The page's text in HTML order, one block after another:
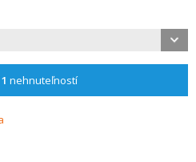
1 nehnuteľností